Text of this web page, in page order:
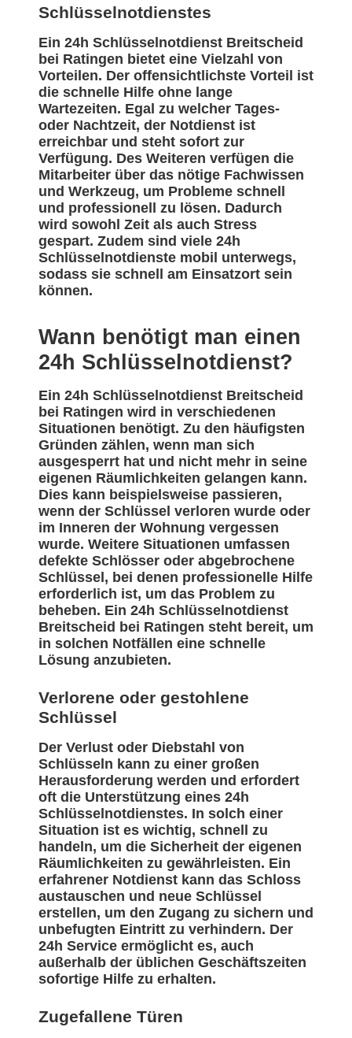
Schlüsselnotdienstes
Ein 24h Schlüsselnotdienst Breitscheid
bei Ratingen bietet eine Vielzahl von
Vorteilen. Der offensichtlichste Vorteil ist
die schnelle Hilfe ohne lange
Wartezeiten. Egal zu welcher Tages-
oder Nachtzeit, der Notdienst ist
erreichbar und steht sofort zur
Verfügung. Des Weiteren verfügen die
Mitarbeiter über das nötige Fachwissen
und Werkzeug, um Probleme schnell
und professionell zu lösen. Dadurch
wird sowohl Zeit als auch Stress
gespart. Zudem sind viele 24h
Schlüsselnotdienste mobil unterwegs,
sodass sie schnell am Einsatzort sein
können.
Wann benötigt man einen
24h Schlüsselnotdienst?
Ein 24h Schlüsselnotdienst Breitscheid
bei Ratingen wird in verschiedenen
Situationen benötigt. Zu den häufigsten
Gründen zählen, wenn man sich
ausgesperrt hat und nicht mehr in seine
eigenen Räumlichkeiten gelangen kann.
Dies kann beispielsweise passieren,
wenn der Schlüssel verloren wurde oder
im Inneren der Wohnung vergessen
wurde. Weitere Situationen umfassen
defekte Schlösser oder abgebrochene
Schlüssel, bei denen professionelle Hilfe
erforderlich ist, um das Problem zu
beheben. Ein 24h Schlüsselnotdienst
Breitscheid bei Ratingen steht bereit, um
in solchen Notfällen eine schnelle
Lösung anzubieten.
Verlorene oder gestohlene
Schlüssel
Der Verlust oder Diebstahl von
Schlüsseln kann zu einer großen
Herausforderung werden und erfordert
oft die Unterstützung eines 24h
Schlüsselnotdienstes. In solch einer
Situation ist es wichtig, schnell zu
handeln, um die Sicherheit der eigenen
Räumlichkeiten zu gewährleisten. Ein
erfahrener Notdienst kann das Schloss
austauschen und neue Schlüssel
erstellen, um den Zugang zu sichern und
unbefugten Eintritt zu verhindern. Der
24h Service ermöglicht es, auch
außerhalb der üblichen Geschäftszeiten
sofortige Hilfe zu erhalten.
Zugefallene Türen